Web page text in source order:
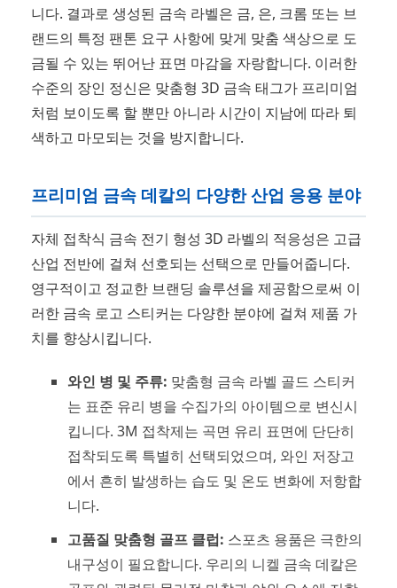
니다. 결과로 생성된 금속 라벨은 금, 은, 크롬 또는 브
랜드의 특정 팬톤 요구 사항에 맞게 맞춤 색상으로 도
금될 수 있는 뛰어난 표면 마감을 자랑합니다. 이러한
수준의 장인 정신은 맞춤형 3D 금속 태그가 프리미엄
처럼 보이도록 할 뿐만 아니라 시간이 지남에 따라 퇴
색하고 마모되는 것을 방지합니다.
프리미엄 금속 데칼의 다양한 산업 응용 분야
자체 접착식 금속 전기 형성 3D 라벨의 적응성은 고급
산업 전반에 걸쳐 선호되는 선택으로 만들어줍니다.
영구적이고 정교한 브랜딩 솔루션을 제공함으로써 이
러한 금속 로고 스티커는 다양한 분야에 걸쳐 제품 가
치를 향상시킵니다.
와인 병 및 주류: 맞춤형 금속 라벨 골드 스티커
는 표준 유리 병을 수집가의 아이템으로 변신시
킵니다. 3M 접착제는 곡면 유리 표면에 단단히
접착되도록 특별히 선택되었으며, 와인 저장고
에서 흔히 발생하는 습도 및 온도 변화에 저항합
니다.
고품질 맞춤형 골프 클럽: 스포츠 용품은 극한의
내구성이 필요합니다. 우리의 니켈 금속 데칼은